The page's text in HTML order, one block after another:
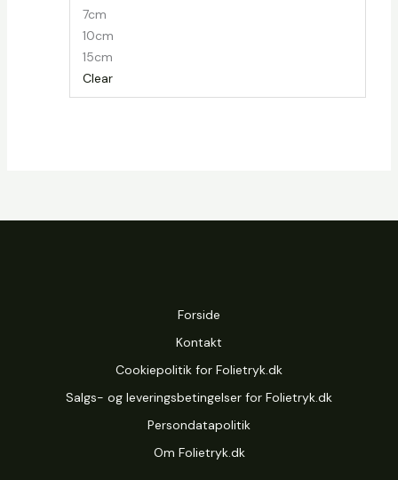
7cm
10cm
15cm
Clear
Forside
Kontakt
Cookiepolitik for Folietryk.dk
Salgs- og leveringsbetingelser for Folietryk.dk
Persondatapolitik
Om Folietryk.dk